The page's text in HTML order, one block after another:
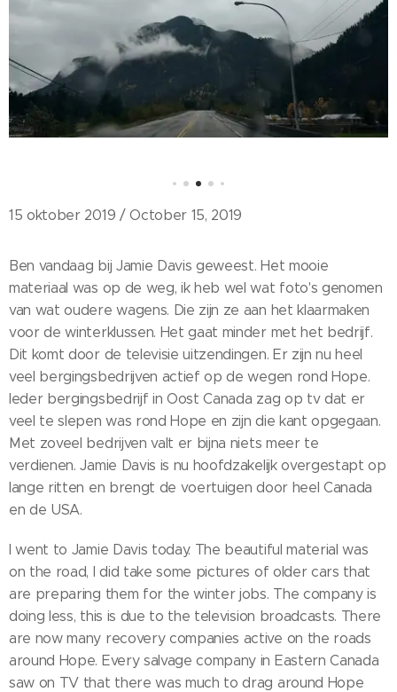
15 oktober 2019 / October 15, 2019
Ben vandaag bij Jamie Davis geweest. Het mooie
materiaal was op de weg, ik heb wel wat foto's genomen
van wat oudere wagens. Die zijn ze aan het klaarmaken
voor de winterklussen. Het gaat minder met het bedrijf.
Dit komt door de televisie uitzendingen. Er zijn nu heel
veel bergingsbedrijven actief op de wegen rond Hope.
Ieder bergingsbedrijf in Oost Canada zag op tv dat er
veel te slepen was rond Hope en zijn die kant opgegaan.
Met zoveel bedrijven valt er bijna niets meer te
verdienen. Jamie Davis is nu hoofdzakelijk overgestapt op
lange ritten en brengt de voertuigen door heel Canada
en de USA.
I went to Jamie Davis today. The beautiful material was
on the road, I did take some pictures of older cars that
are preparing them for the winter jobs. The company is
doing less, this is due to the television broadcasts. There
are now many recovery companies active on the roads
around Hope. Every salvage company in Eastern Canada
saw on TV that there was much to drag around Hope